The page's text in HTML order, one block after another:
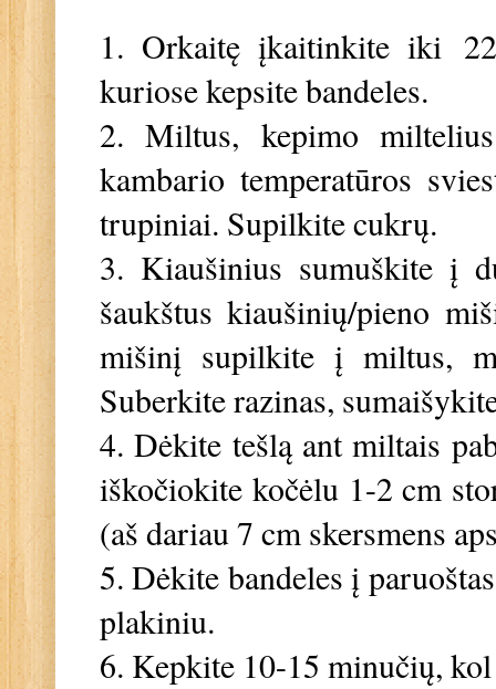
1. Orkaitę įkaitinkite iki
kuriose kepsite bandeles.
2. Miltus, kepimo
kambario temperatūros
trupiniai. Supilkite cukrų.
3. Kiaušinius sumuškite į
šaukštus kiaušinių/pieno
mišinį supilkite į miltus,
Suberkite razinas,
4. Dėkite tešlą ant miltais
iškočiokite kočėlu 1-2 cm
(aš dariau 7 cm skersmens
5. Dėkite bandeles į
plakiniu.
6. Kepkite 10-15 minučių,